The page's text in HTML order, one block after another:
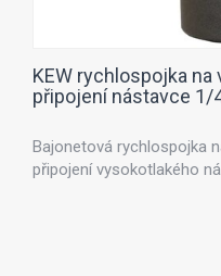
KEW rychlospojka
připojení nástavce 1/
Bajonetová rychlospojka
připojení vysokotlakého